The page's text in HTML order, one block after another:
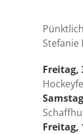
Stefanie
Freitag,
Freitag,